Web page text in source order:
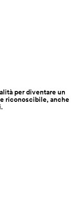
per diventare un
riconoscibile, anche